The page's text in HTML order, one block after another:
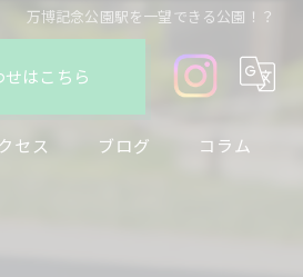
万博記念公園駅を一望できる公園！？
はこちら
セス ブログ コラム